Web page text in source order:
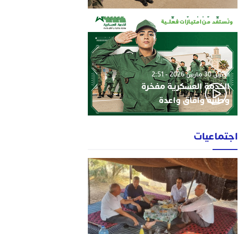
الإثنين 30 مارس 2026 - 2:51
الخدمة العسكرية مفخرة
وطنية وافاق واعدة
اجتماعيات